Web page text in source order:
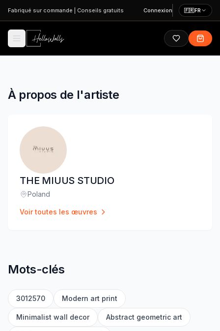
Aller au contenu principal
Fabriqué sur commande Conseils gratuits Connexion 🇫🇷FR
À propos de l'artiste
THE MIUUS STUDIO
Lieu :
Poland
Voir toutes les œuvres
Mots-clés
3012570 Modern art print
Minimalist wall decor Abstract geometric art